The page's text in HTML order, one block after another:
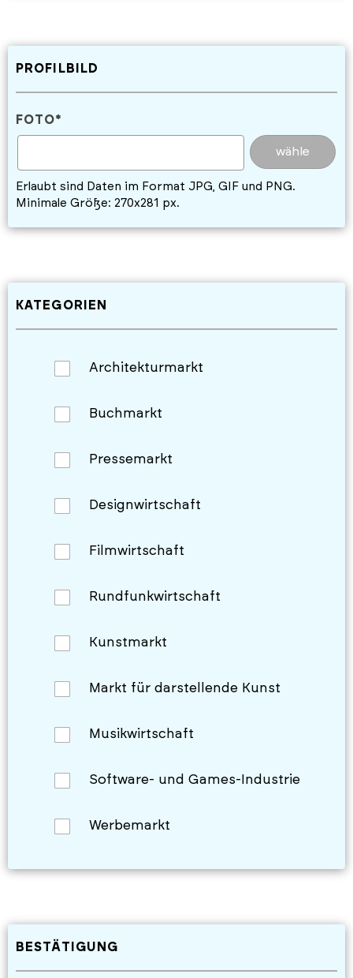
PROFILBILD
FOTO*
wähle
Erlaubt sind Daten im Format JPG, GIF und PNG.
Minimale Größe: 270x281 px.
KATEGORIEN
Architekturmarkt
Buchmarkt
Pressemarkt
Designwirtschaft
Filmwirtschaft
Rundfunkwirtschaft
Kunstmarkt
Markt für darstellende Kunst
Musikwirtschaft
Software- und Games-Industrie
Werbemarkt
BESTÄTIGUNG